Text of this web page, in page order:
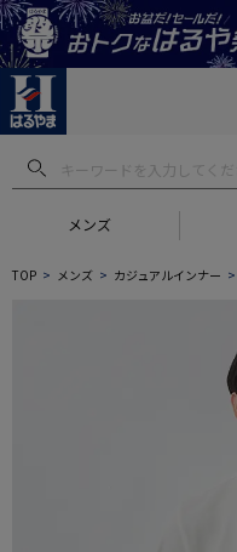
メンズ
TOP メンズ カジュアルインナー